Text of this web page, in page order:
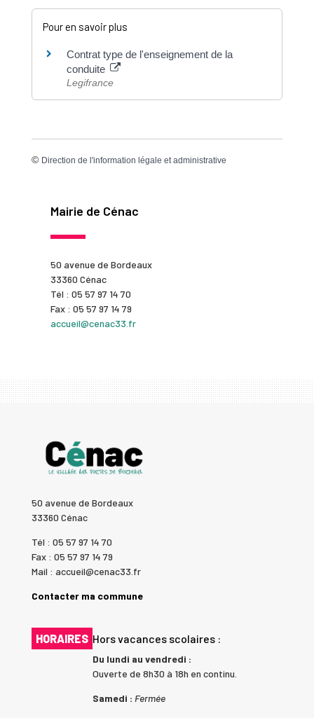
Pour en savoir plus
Contrat type de l'enseignement de la
conduite
Legifrance
© Direction de l'information légale et administrative
Mairie de Cénac
50 avenue de Bordeaux
33360 Cénac
Tél : 05 57 97 14 70
Fax : 05 57 97 14 79
accueil@cenac33.fr
50 avenue de Bordeaux
33360 Cénac
Tél : 05 57 97 14 70
Fax : 05 57 97 14 79
Mail : accueil@cenac33.fr
Contacter ma commune
HORAIRES Hors vacances scolaires :
Du lundi au vendredi :
Ouverte de 8h30 à 18h en continu.
Samedi : Fermée